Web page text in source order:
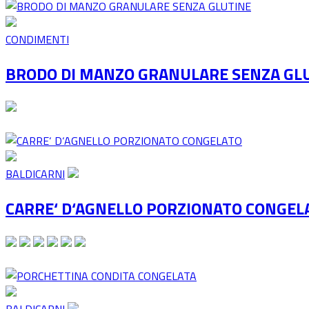
CONDIMENTI
BRODO DI MANZO GRANULARE SENZA
BALDICARNI
CARRE‘ D‘AGNELLO PORZIONATO